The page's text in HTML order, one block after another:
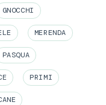
GNOCCHI
MERENDA
PASQUA
PRIMI